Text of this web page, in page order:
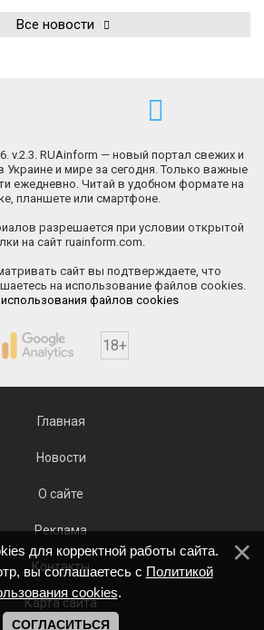
Все новости
v.2.3. RUAinform — новый портал свежих и
Украине и мире за сегодня. Только важные
ежедневно. Читай в удобном формате на
планшете или смартфоне.
разрешается при условии открытой
на сайт ruainform.com.
сайт вы подтверждаете, что
на использование файлов cookies.
файлов cookies
18+
Главная
Новости
О сайте
Реклама
Контакты
Карта сайта
для корректной работы сайта.
вы соглашаетесь с Политикой
cookies.
СОГЛАСИТЬСЯ